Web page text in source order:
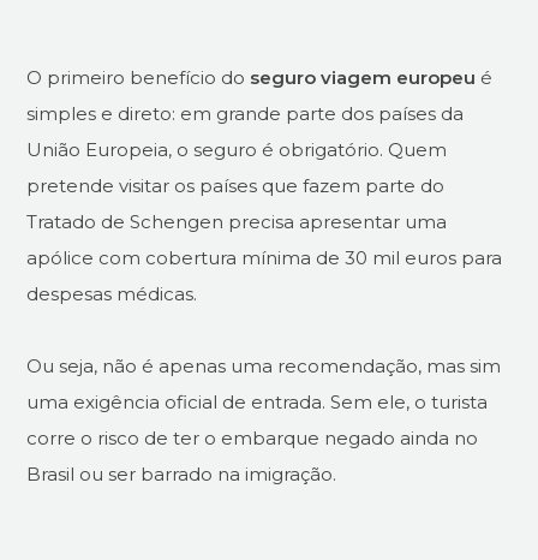
O primeiro benefício do seguro viagem europeu é
simples e direto: em grande parte dos países da
União Europeia, o seguro é obrigatório. Quem
pretende visitar os países que fazem parte do
Tratado de Schengen precisa apresentar uma
apólice com cobertura mínima de 30 mil euros para
despesas médicas.
Ou seja, não é apenas uma recomendação, mas sim
uma exigência oficial de entrada. Sem ele, o turista
corre o risco de ter o embarque negado ainda no
Brasil ou ser barrado na imigração.